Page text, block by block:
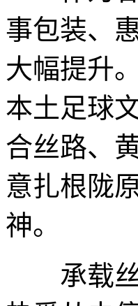
事包装、
大幅提升
本土足球
合丝路、
意扎根陇
神。
承载丝